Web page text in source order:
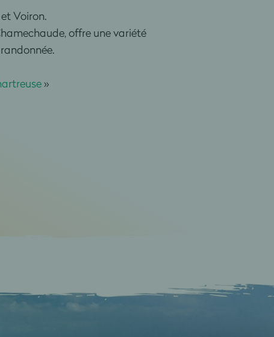
Voiron.
offre une variété
»